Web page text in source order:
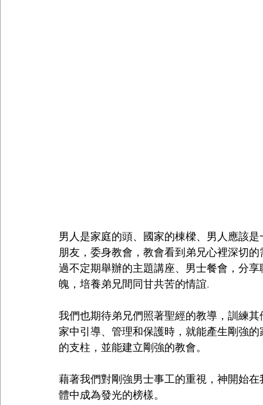
男人是家庭的頭、國家的棟樑、男人應該
朋友，委身教會，教會看到弟兄心裡深切
過不定期舉辦的主題講座、男士餐會，分
魄，培養弟兄間同甘共苦的情誼.
我們也期待弟兄們照著聖經的教導，訓練
家中引導、管理和保護時，就能產生剛強
的支柱，並能建立剛強的教會。
藉著我們對剛強男士事工的重視，神開始
體中成為發光的榜樣。